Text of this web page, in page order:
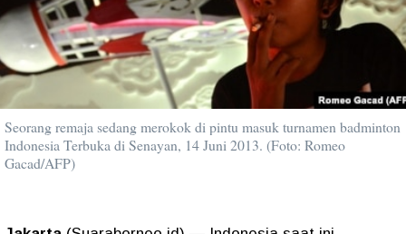
Seorang remaja sedang merokok di pintu masuk turnamen badminton
Indonesia Terbuka di Senayan, 14 Juni 2013. (Foto: Romeo
Gacad/AFP)